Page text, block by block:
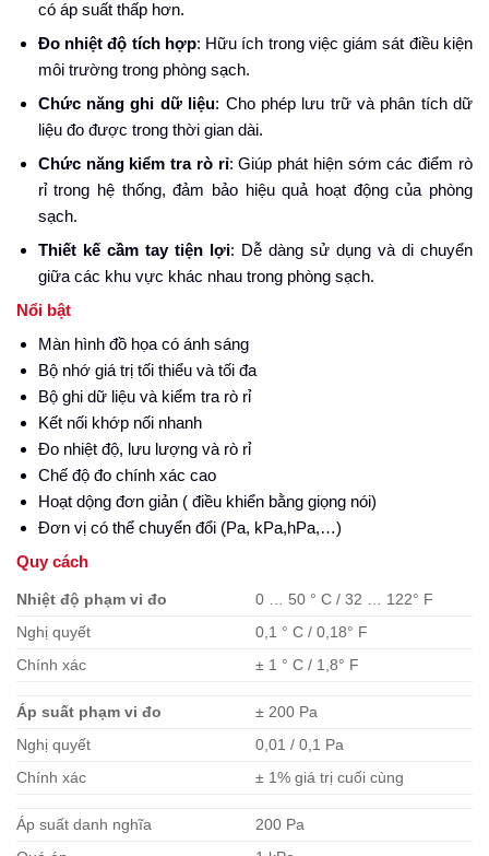
có áp suất thấp hơn.
Đo nhiệt độ tích hợp: Hữu ích trong việc giám sát điều kiện
môi trường trong phòng sạch.
Chức năng ghi dữ liệu: Cho phép lưu trữ và phân tích dữ
liệu đo được trong thời gian dài.
Chức năng kiểm tra rò rỉ:Giúp phát hiện sớm các điểm rò
rỉ trong hệ thống, đảm bảo hiệu quả hoạt động của phòng
sạch.
Thiết kế cầm tay tiện lợi: Dễ dàng sử dụng và di chuyển
giữa các khu vực khác nhau trong phòng sạch.
Nổi bật
Màn hình đồ họa có ánh sáng
Bộ nhớ giá trị tối thiểu và tối đa
Bộ ghi dữ liệu và kiểm tra rò rỉ
Kết nối khớp nối nhanh
Đo nhiệt độ, lưu lượng và rò rỉ
Chế độ đo chính xác cao
Hoạt dộng đơn giản ( điều khiển bằng giọng nói)
Đơn vị có thể chuyển đổi (Pa, kPa,hPa,…)
Quy cách
Nhiệt độ phạm vi đo 0 … 50 ° C / 32 … 122° F
Nghị quyết
0,1 ° C / 0,18° F
Chính xác
± 1 ° C / 1,8° F
Áp suất phạm vi đo
± 200 Pa
Nghị quyết
0,01 / 0,1 Pa
Chính xác
± 1% giá trị cuối cùng
Áp suất danh nghĩa
200 Pa